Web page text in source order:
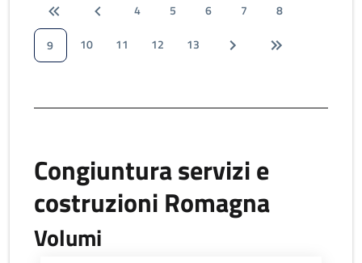
4 5 6 7
8
9
10 11 12 13
Congiuntura servizi e
costruzioni Romagna
Volumi